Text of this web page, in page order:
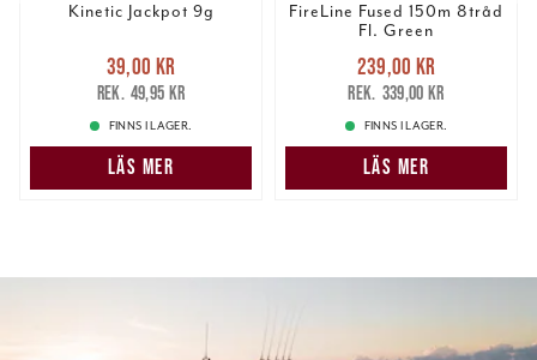
Kinetic Jackpot 9g
Nuvarande pris
39,00 krTidigare pris
49,95 kr
39,00 kr
49,95 kr
FINNS I LAGER.
LÄS MER
FireLine Fused 150m 8tråd
Fl. Green
Nuvarande pris
239,00 krTidigare pris
339,00 kr
239,00 kr
339,00 kr
FINNS I LAGER.
LÄS MER